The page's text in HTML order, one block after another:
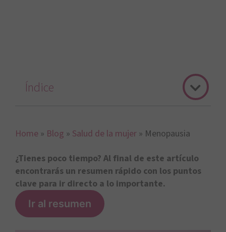
Home » Blog » Salud de la mujer » Menopausia
¿Tienes poco tiempo? Al final de este artículo
encontrarás un resumen rápido con los puntos
clave para ir directo a lo importante.
Ir al resumen
Índice